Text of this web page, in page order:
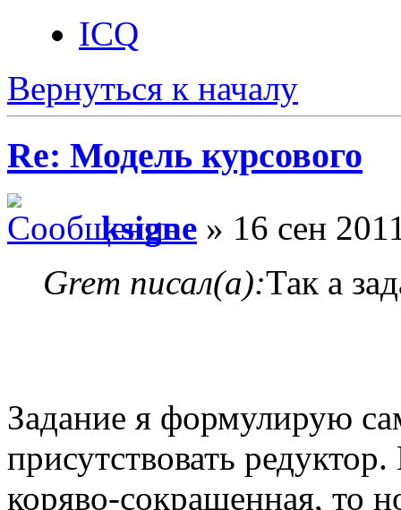
ICQ
Вернуться к началу
Re: Модель курсового
ksigne » 16 сен
Grem писал(а):Так а
Задание я формулирую
присутствовать
коряво-сокращенная, то